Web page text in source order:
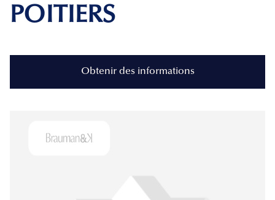
POITIERS
Obtenir des informations